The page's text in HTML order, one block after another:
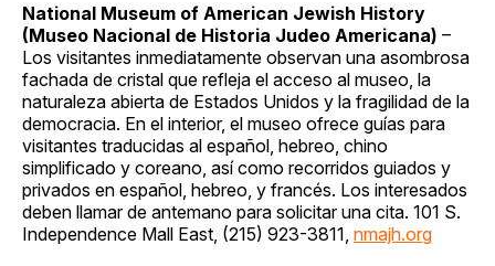
National Museum of American Jewish History
(Museo Nacional de Historia Judeo Americana) –
Los visitantes inmediatamente observan una asombrosa
fachada de cristal que refleja el acceso al museo, la
naturaleza abierta de Estados Unidos y la fragilidad de la
democracia. En el interior, el museo ofrece guías para
visitantes traducidas al español, hebreo, chino
simplificado y coreano, así como recorridos guiados y
privados en español, hebreo, y francés. Los interesados
deben llamar de antemano para solicitar una cita. 101 S.
Independence Mall East, (215) 923-3811, nmajh.org